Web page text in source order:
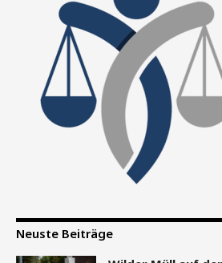
Neuste Beiträge